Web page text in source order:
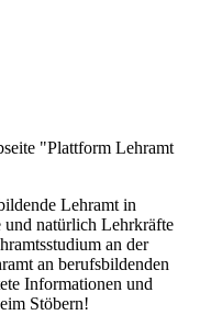
"Plattform Lehramt
Lehramt in
und natürlich Lehrkräfte
an der
an berufsbildenden
Informationen und
Stöbern!